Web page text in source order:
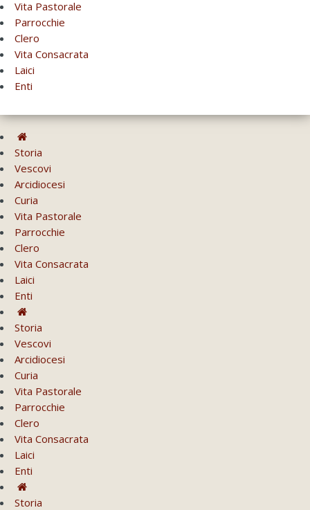
Vita Pastorale
Parrocchie
Clero
Vita Consacrata
Laici
Enti
Storia
Vescovi
Arcidiocesi
Curia
Vita Pastorale
Parrocchie
Clero
Vita Consacrata
Laici
Enti
Storia
Vescovi
Arcidiocesi
Curia
Vita Pastorale
Parrocchie
Clero
Vita Consacrata
Laici
Enti
Storia